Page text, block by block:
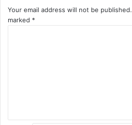
Your email address will not be published.
marked *